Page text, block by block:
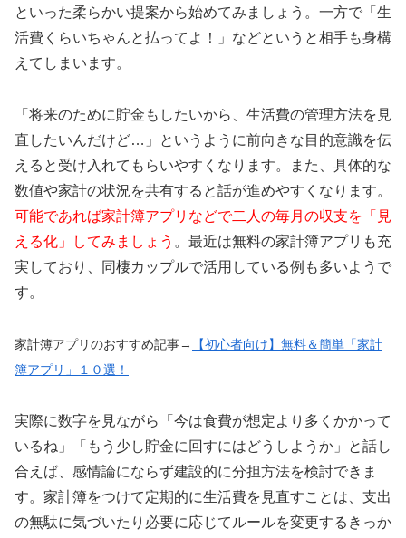
といった柔らかい提案から始めてみましょう。一方で「生
活費くらいちゃんと払ってよ！」などというと相手も身構
えてしまいます。
「将来のために貯金もしたいから、生活費の管理方法を見
直したいんだけど…」というように前向きな目的意識を伝
えると受け入れてもらいやすくなります。また、具体的な
数値や家計の状況を共有すると話が進めやすくなります。
可能であれば家計簿アプリなどで二人の毎月の収支を「見
える化」してみましょう 。最近は無料の家計簿アプリも充
実しており、同棲カップルで活用している例も多いようで
す。
家計簿アプリのおすすめ記事→
【初心者向け】無料＆簡単「家計
簿アプリ」１０選！
実際に数字を見ながら「今は食費が想定より多くかかって
いるね」「もう少し貯金に回すにはどうしようか」と話し
合えば、感情論にならず建設的に分担方法を検討できま
す。家計簿をつけて定期的に生活費を見直すことは、支出
の無駄に気づいたり必要に応じてルールを変更するきっか